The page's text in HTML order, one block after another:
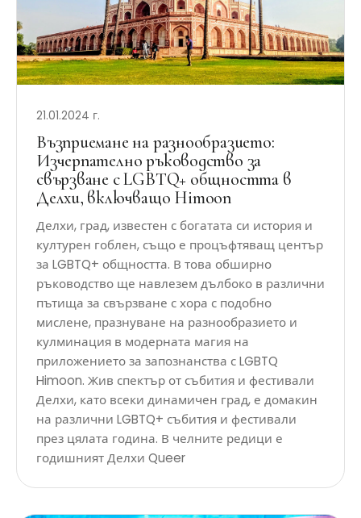
21.01.2024 г.
Възприемане на разнообразието:
Изчерпателно ръководство за
свързване с LGBTQ+ общността в
Делхи, включващо Himoon
Делхи, град, известен с богатата си история и
културен гоблен, също е процъфтяващ център
за LGBTQ+ общността. В това обширно
ръководство ще навлезем дълбоко в различни
пътища за свързване с хора с подобно
мислене, празнуване на разнообразието и
кулминация в модерната магия на
приложението за запознанства с LGBTQ
Himoon. Жив спектър от събития и фестивали
Делхи, като всеки динамичен град, е домакин
на различни LGBTQ+ събития и фестивали
през цялата година. В челните редици е
годишният Делхи Queer